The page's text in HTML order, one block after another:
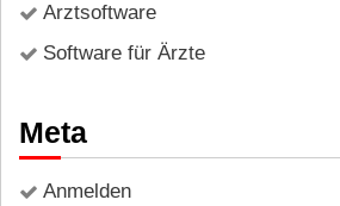
Arztsoftware
Software für Ärzte
Meta
Anmelden